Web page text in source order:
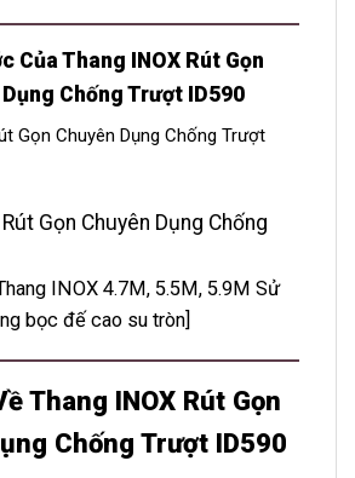
Của Thang INOX Rút Gọn
Chống Trượt ID590
INOX 4.7M, 5.5M, 5.9M Sử
bọc đế cao su tròn]
Thang INOX Rút Gọn
Chống Trượt ID590